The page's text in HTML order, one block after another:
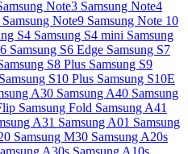
Note3 Samsung Note4
Samsung Note9 Samsung Note 10
S4 Samsung S4 mini Samsung
Samsung S6 Edge Samsung S7
S8 Plus Samsung S9
Samsung S10 Plus Samsung S10E
A30 Samsung A40 Samsung
Samsung Fold Samsung A41
A31 Samsung A01 Samsung
Samsung M30 Samsung A20s
A30s Samsung A10s